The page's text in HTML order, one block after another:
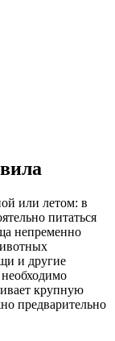
или летом: в
питаться
непременно
и другие
крупную
предварительно